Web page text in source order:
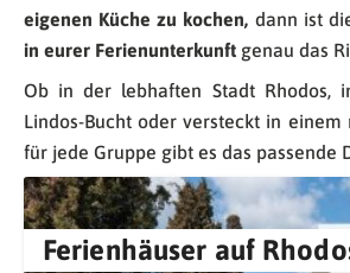
eigenen Küche zu kochen, dann ist
in eurer Ferienunterkunft genau das
Ob in der lebhaften Stadt Rhodos,
Lindos-Bucht oder versteckt in einem
für jede Gruppe gibt es das passende
Ferienhäuser auf